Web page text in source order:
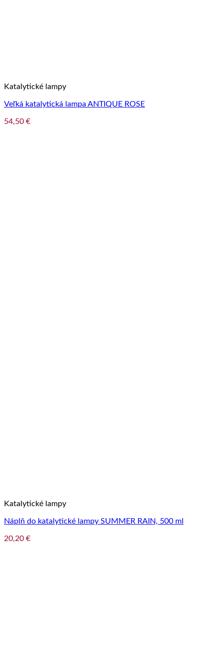
Katalytické lampy
Veľká katalytická lampa ANTIQUE ROSE
54,50 €
Katalytické lampy
Náplň do katalytické lampy SUMMER RAIN, 500 ml
20,20 €